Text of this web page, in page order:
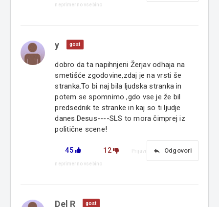
neprimerno vsebino
y gost
dobro da ta napihnjeni Žerjav odhaja na
smetišće zgodovine,zdaj je na vrsti še
stranka.To bi naj bila ljudska stranka in
potem se spomnimo ,gdo vse je že bil
predsednik te stranke in kaj so ti ljudje
danes.Desus----SLS to mora čimprej iz
politične scene!
45 12 reply Odgovori
Prijavi
neprimerno vsebino
Del R gost